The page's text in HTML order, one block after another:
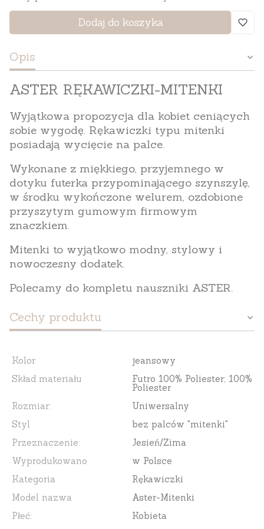
Dodaj do koszyka
Opis
ASTER RĘKAWICZKI-MITENKI
Wyjątkowa propozycja dla kobiet ceniących
sobie wygodę. Rękawiczki typu mitenki
posiadają wycięcie na palce.
Wykonane z miękkiego, przyjemnego w
dotyku futerka przypominającego szynszylę,
w środku wykończone welurem, ozdobione
przyszytym gumowym firmowym
znaczkiem.
Mitenki to wyjątkowo modny, stylowy i
nowoczesny dodatek.
Polecamy do kompletu nauszniki ASTER.
Cechy produktu
Kolor
jeansowy
Skład materiału
Futro 100% Poliester; 100%
Poliester
Rozmiar:
Uniwersalny
Styl
bez palców "mitenki"
Przeznaczenie:
Jesień/Zima
Wyprodukowano
w Polsce
Kategoria
Rękawiczki
Model nazwa
Aster-Mitenki
Płeć:
Kobieta